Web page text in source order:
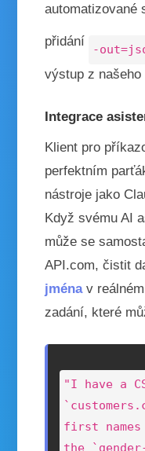
automatizované
přidání
-
výstup z našeho
Integrace
Klient pro
perfektním
nástroje jako
Když svému AI
může se
API.com, čistit
jménav
zadání, které
"I have a
first
the